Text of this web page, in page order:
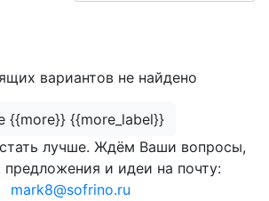
вариантов не найдено
{{more}} {{more_label}}
лучше. Ждём Ваши вопросы,
предложения и идеи на почту:
mark8@sofrino.ru